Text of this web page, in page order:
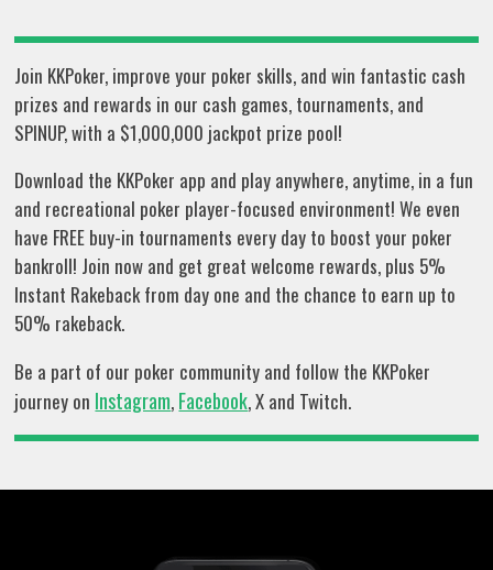
Join KKPoker, improve your poker skills, and win fantastic cash
prizes and rewards in our cash games, tournaments, and
SPINUP, with a $1,000,000 jackpot prize pool!
Download the KKPoker app and play anywhere, anytime, in a fun
and recreational poker player-focused environment! We even
have FREE buy-in tournaments every day to boost your poker
bankroll! Join now and get great welcome rewards, plus 5%
Instant Rakeback from day one and the chance to earn up to
50% rakeback.
Be a part of our poker community and follow the KKPoker
journey on Instagram, Facebook, X and Twitch.